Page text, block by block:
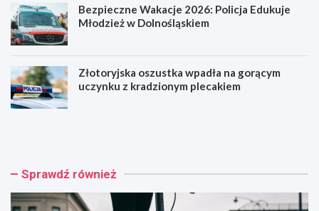
Bezpieczne Wakacje 2026: Policja Edukuje
Młodzież w Dolnośląskiem
Złotoryjska oszustka wpadła na gorącym
uczynku z kradzionym plecakiem
H
n
g
R
n
y
Sprawdź również